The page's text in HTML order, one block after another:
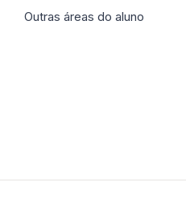
Outras áreas do aluno